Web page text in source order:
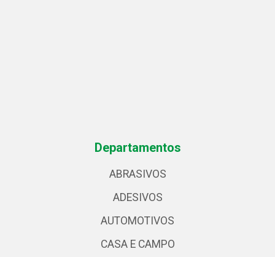
Departamentos
ABRASIVOS
ADESIVOS
AUTOMOTIVOS
CASA E CAMPO